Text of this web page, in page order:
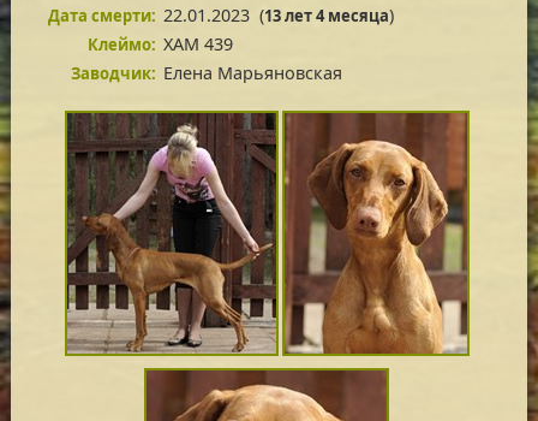
Дата смерти: 22.01.2023(13 лет 4 месяца)
Клеймо: XAM 439
Заводчик: Елена Марьяновская